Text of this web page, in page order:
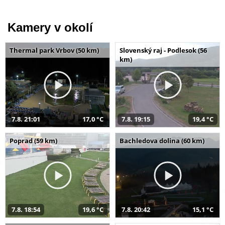
Kamery v okolí
Thermal park Vrbov (50 km)
7.8. 21:01 17,0 °C
Slovenský raj - Podlesok (56
km)
7.8. 19:15 19,4 °C
Poprad (59 km)
7.8. 18:54 19,6 °C
Bachledova dolina (60 km)
7.8. 20:42 15,1 °C